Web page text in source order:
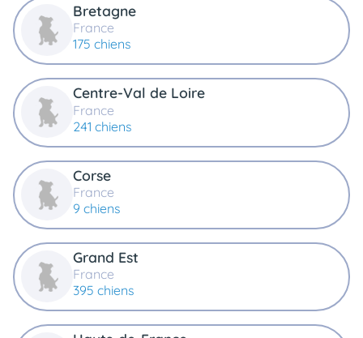
Bretagne
France
175 chiens
Centre-Val de Loire
France
241 chiens
Corse
France
9 chiens
Grand Est
France
395 chiens